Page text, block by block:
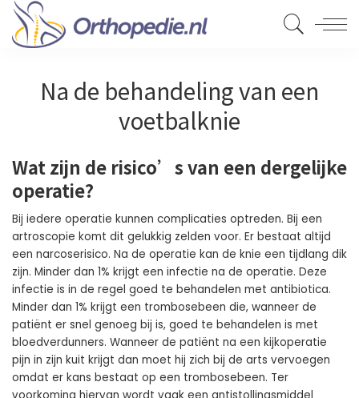
Na de behandeling van een
voetbalknie
Wat zijn de risico’s van een dergelijke
operatie?
Bij iedere operatie kunnen complicaties optreden. Bij een
artroscopie komt dit gelukkig zelden voor. Er bestaat altijd
een narcoserisico. Na de operatie kan de knie een tijdlang dik
zijn. Minder dan 1% krijgt een infectie na de operatie. Deze
infectie is in de regel goed te behandelen met antibiotica.
Minder dan 1% krijgt een trombosebeen die, wanneer de
patiënt er snel genoeg bij is, goed te behandelen is met
bloedverdunners. Wanneer de patiënt na een kijkoperatie
pijn in zijn kuit krijgt dan moet hij zich bij de arts vervoegen
omdat er kans bestaat op een trombosebeen. Ter